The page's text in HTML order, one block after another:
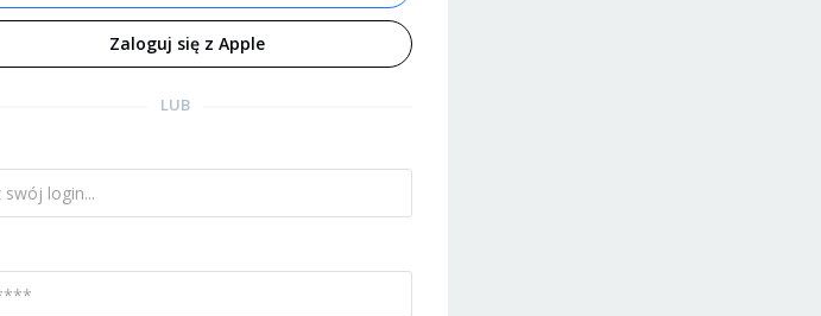
Zaloguj się z Apple
LUB